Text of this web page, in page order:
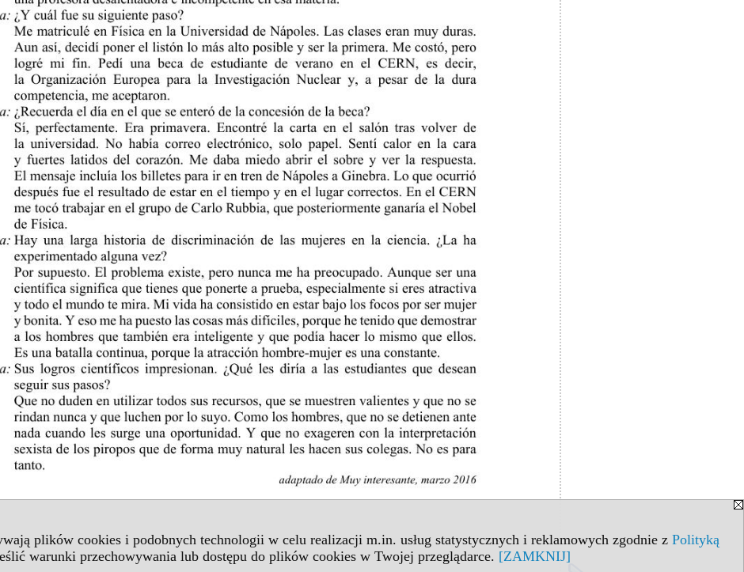
plików cookies i podobnych technologii w celu realizacji m.in. usług statystycznych i reklamowych zgodnie z Polityką
warunki przechowywania lub dostępu do plików cookies w Twojej przeglądarce. [ZAMKNIJ]